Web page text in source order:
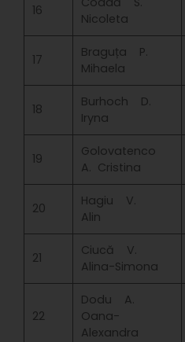
16
Nicoleta
17
Braguța P.
Mihaela
18
Burhoch D.
Iryna
19
Golovatenco
A. Cristina
20
Hagiu V.
Alin
21
Ciucă V.
Alina-Simona
22
Dodu A.
Oana-
Alexandra